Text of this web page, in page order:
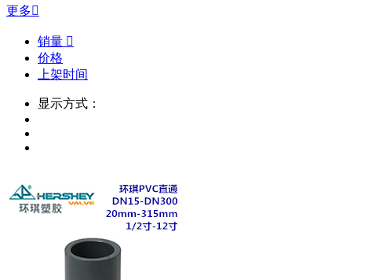
更多
销量 
价格
上架时间
显示方式：